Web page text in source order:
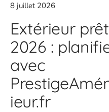
8 juillet 2026
Extérieur
2026 :
avec
ieur.fr